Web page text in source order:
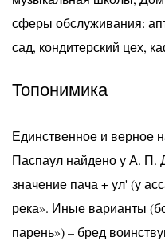
сферы обслуживания:
сад, кондитерский цех,
Топонимика
Единственное и верное
Паспаул найдено у А. П.
значение пача + ул' (у
река». Иные варианты
парень») – бред